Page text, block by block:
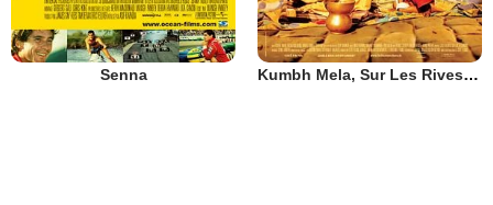
Senna Kumbh Mela, Sur Les Rives Du Fleuve Sacré